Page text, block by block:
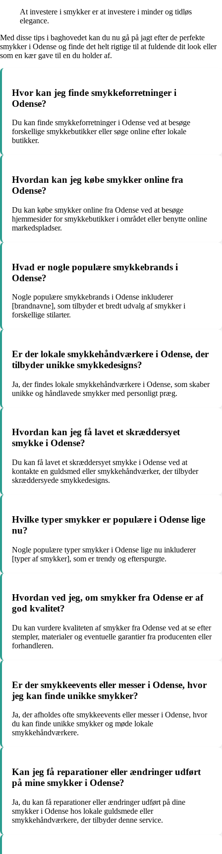
At investere i smykker er at investere i minder og tidløs
elegance.
Med disse tips i baghovedet kan du nu gå på jagt efter de perfekte
smykker i Odense og finde det helt rigtige til at fuldende dit look eller
som en kær gave til en du holder af.
Hvor kan jeg finde smykkeforretninger i
Odense?
Du kan finde smykkeforretninger i Odense ved at besøge
forskellige smykkebutikker eller søge online efter lokale
butikker.
Hvordan kan jeg købe smykker online fra
Odense?
Du kan købe smykker online fra Odense ved at besøge
hjemmesider for smykkebutikker i området eller benytte online
markedspladser.
Hvad er nogle populære smykkebrands i
Odense?
Nogle populære smykkebrands i Odense inkluderer
[brandnavne], som tilbyder et bredt udvalg af smykker i
forskellige stilarter.
Er der lokale smykkehåndværkere i Odense, der
tilbyder unikke smykkedesigns?
Ja, der findes lokale smykkehåndværkere i Odense, som skaber
unikke og håndlavede smykker med personligt præg.
Hvordan kan jeg få lavet et skræddersyet
smykke i Odense?
Du kan få lavet et skræddersyet smykke i Odense ved at
kontakte en guldsmed eller smykkehåndværker, der tilbyder
skræddersyede smykkedesigns.
Hvilke typer smykker er populære i Odense lige
nu?
Nogle populære typer smykker i Odense lige nu inkluderer
[typer af smykker], som er trendy og efterspurgte.
Hvordan ved jeg, om smykker fra Odense er af
god kvalitet?
Du kan vurdere kvaliteten af smykker fra Odense ved at se efter
stempler, materialer og eventuelle garantier fra producenten eller
forhandleren.
Er der smykkeevents eller messer i Odense, hvor
jeg kan finde unikke smykker?
Ja, der afholdes ofte smykkeevents eller messer i Odense, hvor
du kan finde unikke smykker og møde lokale
smykkehåndværkere.
Kan jeg få reparationer eller ændringer udført
på mine smykker i Odense?
Ja, du kan få reparationer eller ændringer udført på dine
smykker i Odense hos lokale guldsmede eller
smykkehåndværkere, der tilbyder denne service.